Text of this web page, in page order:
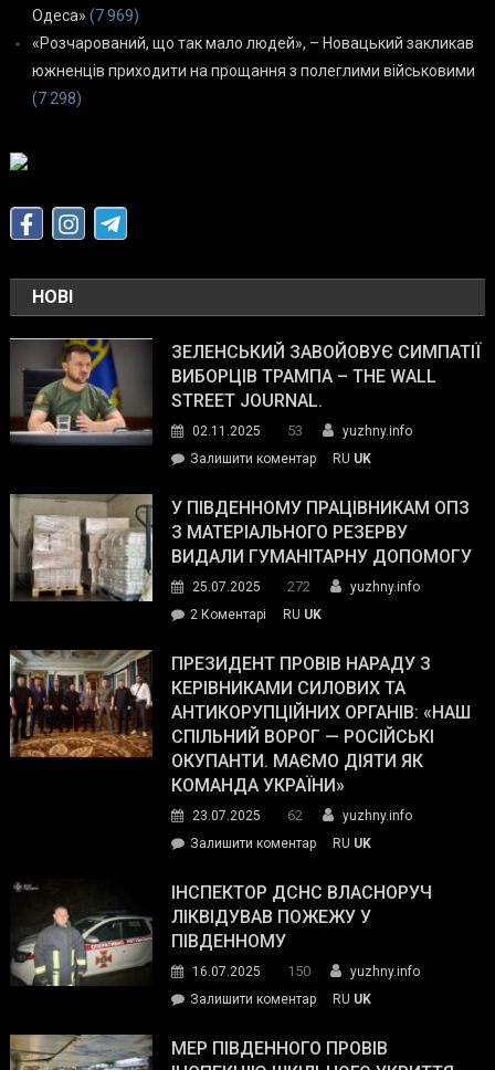
Одеса» (7 969)
«Розчарований, що так мало людей», – Новацький закликав
южненців приходити на прощання з полеглими військовими
(7 298)
НОВІ
ЗЕЛЕНСЬКИЙ ЗАВОЙОВУЄ СИМПАТІЇ
ВИБОРЦІВ ТРАМПА – THE WALL
STREET JOURNAL.
02.11.2025 53
yuzhny.info
Залишити коментарon
завойовує
симпатії
виборців
The
Street
Journal.
RU UK
У ПІВДЕННОМУ ПРАЦІВНИКАМ ОПЗ
З МАТЕРІАЛЬНОГО РЕЗЕРВУ
ВИДАЛИ ГУМАНІТАРНУ ДОПОМОГУ
25.07.2025 272
yuzhny.info
2 Коментарі
Південному
працівникам
ОПЗ
з
матеріального
резерву
гуманітарну
допомогу
RU UK
ПРЕЗИДЕНТ ПРОВІВ НАРАДУ З
КЕРІВНИКАМИ СИЛОВИХ ТА
АНТИКОРУПЦІЙНИХ ОРГАНІВ: «НАШ
СПІЛЬНИЙ ВОРОГ — РОСІЙСЬКІ
ОКУПАНТИ. МАЄМО ДІЯТИ ЯК
КОМАНДА УКРАЇНИ»
23.07.2025 62
yuzhny.info
Залишити коментарon
провів
нараду
силових
та
органів:
RU UK
ІНСПЕКТОР ДСНС ВЛАСНОРУЧ
ЛІКВІДУВАВ ПОЖЕЖУ У
ПІВДЕННОМУ
16.07.2025 150
yuzhny.info
Залишити коментарon
ДСНС
RU UK
МЕР ПІВДЕННОГО ПРОВІВ